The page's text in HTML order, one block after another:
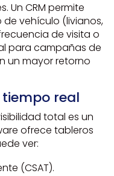
Un CRM permite
vehículo (livianos,
de visita o
para campañas de
un mayor retorno
tiempo real
total es un
ofrece tableros
ver:
(CSAT).